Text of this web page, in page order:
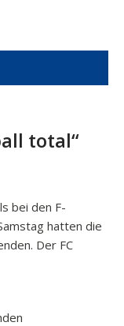
total“
bei den F-
hatten die
Der FC